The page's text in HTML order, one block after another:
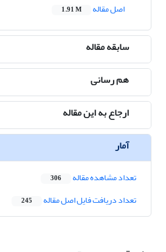
اصل مقاله
1.91 M
سابقه مقاله
هم رسانی
ارجاع به این مقاله
آمار
تعداد مشاهده مقاله 306
تعداد دریافت فایل اصل مقاله 245